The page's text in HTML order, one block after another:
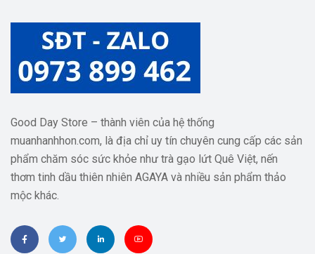
Good Day Store – thành viên của hệ thống
muanhanhhon.com, là địa chỉ uy tín chuyên cung cấp các sản
phẩm chăm sóc sức khỏe như trà gạo lứt Quê Việt, nến
thơm tinh dầu thiên nhiên AGAYA và nhiều sản phẩm thảo
mộc khác.